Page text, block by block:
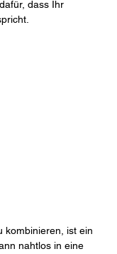
dass Ihr
kombinieren, ist ein
nahtlos in eine